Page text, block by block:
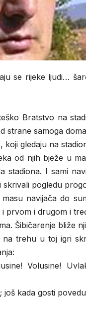
se rijeke ljudi…
Bratstvo na
strane samoga
koji gledaju na
od njih bježe u
stadiona. I sami
pogledu
navijača do
prvom i drugom i
Šibičarenje bliže
na trehu u toj igri
Volusine!
kada gosti